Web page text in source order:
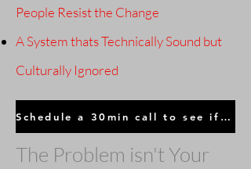
People Resist the Change
A System thats Technically Sound but
Culturally Ignored
Schedule a 30min call to see if your NetSuite system is driving growth
The Problem isn't Your